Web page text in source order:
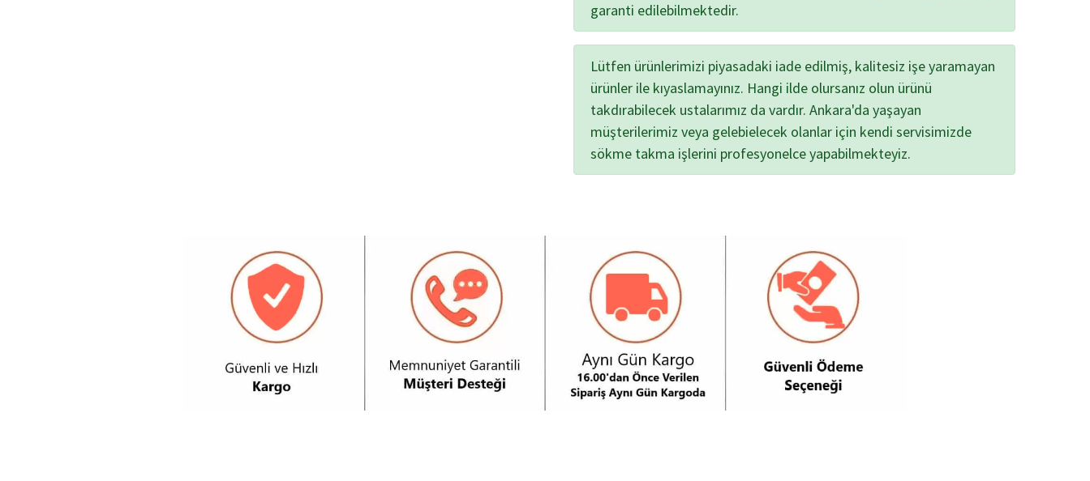
garanti edilebilmektedir.
Lütfen ürünlerimizi piyasadaki iade edilmiş, kalitesiz işe yaramayan
ürünler ile kıyaslamayınız. Hangi ilde olursanız olun ürünü
takdırabilecek ustalarımız da vardır. Ankara'da yaşayan
müşterilerimiz veya gelebielecek olanlar için kendi servisimizde
sökme takma işlerini profesyonelce yapabilmekteyiz.